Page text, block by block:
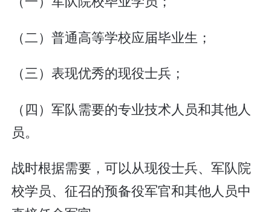
（二）普通高等学校应届毕业生；
（三）表现优秀的现役士兵；
（四）军队需要的专业技术人员和其他人
员。
战时根据需要，可以从现役士兵、军队院
校学员、征召的预备役军官和其他人员中